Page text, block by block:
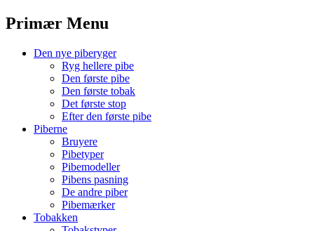
Menu
Primær Menu
SpringDen nye piberyger
Ryg hellere pibe
Den første pibe
Den første tobak
Det første stop
Efter den første pibe
Piberne
Bruyere
Pibetyper
Pibemodeller
Pibens pasning
De andre piber
Pibemærker
Tobakken